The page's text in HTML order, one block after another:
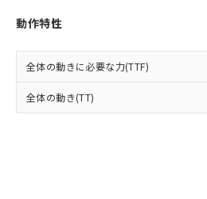
動作特性
全体の動きに必要な力(TTF)
全体の動き(TT)
および当社の共同利
品・サービスに関す
をご了承ください。
※当社の共同利用者
下記の非含有証明書をダウ
とができます。
EU RoHS指令（10物質）